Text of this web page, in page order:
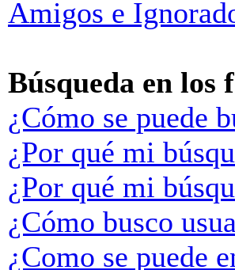
Amigos e
Búsqueda en los
¿Cómo se puede
¿Por qué mi
¿Por qué mi
¿Cómo busco
¿Como se puede